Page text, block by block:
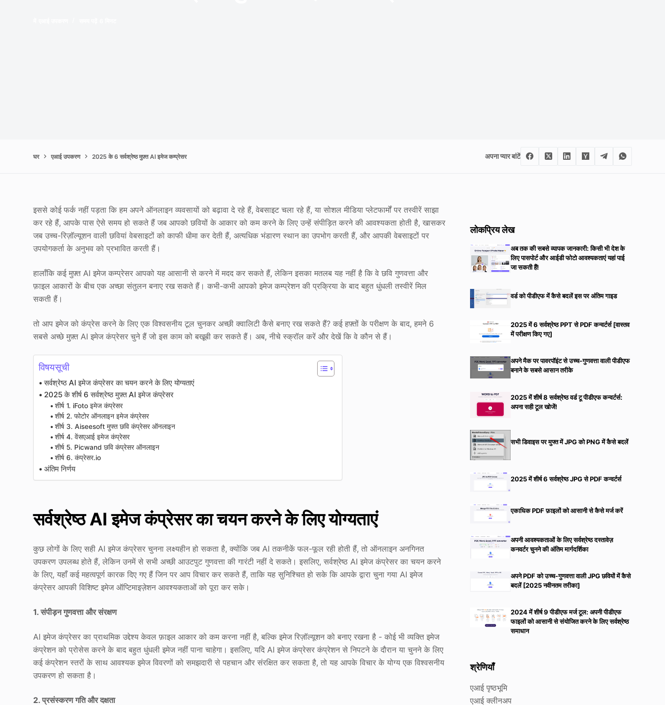
घर एआई उपकरण 2025 के 6 सर्वश्रेष्ठ मुफ़्त AI इमेज कम्प्रेसर अपना प्यार बांटें
इससे कोई फर्क नहीं पड़ता कि हम अपने ऑनलाइन व्यवसायों को बढ़ावा दे रहे हैं, वेबसाइट चला रहे हैं, या सोशल मीडिया प्लेटफार्मों पर तस्वीरें साझा
कर रहे हैं, आपके पास ऐसे समय हो सकते हैं जब आपको छवियों के आकार को कम करने के लिए उन्हें संपीड़ित करने की आवश्यकता होती है, खासकर
जब उच्च-रिज़ॉल्यूशन वाली छवियां वेबसाइटों को काफी धीमा कर देती हैं, अत्यधिक भंडारण स्थान का उपभोग करती हैं, और आपकी वेबसाइटों पर
उपयोगकर्ता के अनुभव को प्रभावित करती हैं।
हालाँकि कई मुफ़्त AI इमेज कम्प्रेसर आपको यह आसानी से करने में मदद कर सकते हैं, लेकिन इसका मतलब यह नहीं है कि वे छवि गुणवत्ता और
फ़ाइल आकारों के बीच एक अच्छा संतुलन बनाए रख सकते हैं। कभी-कभी आपको इमेज कम्प्रेशन की प्रक्रिया के बाद बहुत धुंधली तस्वीरें मिल
सकती हैं।
तो आप इमेज को कंप्रेस करने के लिए एक विश्वसनीय टूल चुनकर अच्छी क्वालिटी कैसे बनाए रख सकते हैं? कई हफ़्तों के परीक्षण के बाद, हमने 6
सबसे अच्छे मुफ़्त AI इमेज कंप्रेसर चुने हैं जो इस काम को बखूबी कर सकते हैं। अब, नीचे स्क्रॉल करें और देखें कि वे कौन से हैं।
विषयसूची
सर्वश्रेष्ठ AI इमेज कंप्रेसर का चयन करने के लिए योग्यताएं
2025 के शीर्ष 6 सर्वश्रेष्ठ मुफ़्त AI इमेज कंप्रेसर
शीर्ष 1. iFoto इमेज कंप्रेसर
शीर्ष 2. फोटोर ऑनलाइन इमेज कंप्रेसर
शीर्ष 3. Aiseesoft मुफ्त छवि कंप्रेसर ऑनलाइन
शीर्ष 4. वेंसएआई इमेज कंप्रेसर
शीर्ष 5. Picwand छवि कंप्रेसर ऑनलाइन
शीर्ष 6. कंप्रेसर.io
अंतिम निर्णय
सर्वश्रेष्ठ AI इमेज कंप्रेसर का चयन करने के लिए योग्यताएं
कुछ लोगों के लिए सही AI इमेज कंप्रेसर चुनना लक्ष्यहीन हो सकता है, क्योंकि जब AI तकनीकें फल-फूल रही होती हैं, तो ऑनलाइन अनगिनत
उपकरण उपलब्ध होते हैं, लेकिन उनमें से सभी अच्छी आउटपुट गुणवत्ता की गारंटी नहीं दे सकते। इसलिए, सर्वश्रेष्ठ AI इमेज कंप्रेसर का चयन करने
के लिए, यहाँ कई महत्वपूर्ण कारक दिए गए हैं जिन पर आप विचार कर सकते हैं, ताकि यह सुनिश्चित हो सके कि आपके द्वारा चुना गया AI इमेज
कंप्रेसर आपकी विशिष्ट इमेज ऑप्टिमाइज़ेशन आवश्यकताओं को पूरा कर सके।
1. संपीड़न गुणवत्ता और संरक्षण
AI इमेज कंप्रेसर का प्राथमिक उद्देश्य केवल फ़ाइल आकार को कम करना नहीं है, बल्कि इमेज रिज़ॉल्यूशन को बनाए रखना है - कोई भी व्यक्ति इमेज
कंप्रेशन को प्रोसेस करने के बाद बहुत धुंधली इमेज नहीं पाना चाहेगा। इसलिए, यदि AI इमेज कंप्रेसर कंप्रेशन से निपटने के दौरान या चुनने के लिए
कई कंप्रेशन स्तरों के साथ आवश्यक इमेज विवरणों को समझदारी से पहचान और संरक्षित कर सकता है, तो यह आपके विचार के योग्य एक विश्वसनीय
उपकरण हो सकता है।
2. प्रसंस्करण गति और दक्षता
लोकप्रिय लेख
अब तक की सबसे व्यापक जानकारी: किसी भी देश के
लिए पासपोर्ट और आईडी फोटो आवश्यकताएं यहां पाई
जा सकती हैं!
वर्ड को पीडीएफ में कैसे बदलें इस पर अंतिम गाइड
2025 में 6 सर्वश्रेष्ठ PPT से PDF कन्वर्टर्स [वास्तव
में परीक्षण किए गए]
अपने मैक पर पावरपॉइंट से उच्च-गुणवत्ता वाली पीडीएफ
बनाने के सबसे आसान तरीके
2025 में शीर्ष 8 सर्वश्रेष्ठ वर्ड टू पीडीएफ कन्वर्टर्स:
अपना सही टूल खोजें!
सभी डिवाइस पर मुफ्त में JPG को PNG में कैसे बदलें
2025 में शीर्ष 6 सर्वश्रेष्ठ JPG से PDF कन्वर्टर्स
एकाधिक PDF फ़ाइलों को आसानी से कैसे मर्ज करें
अपनी आवश्यकताओं के लिए सर्वश्रेष्ठ दस्तावेज़
कनवर्टर चुनने की अंतिम मार्गदर्शिका
अपने PDF को उच्च-गुणवत्ता वाली JPG छवियों में कैसे
बदलें [2025 नवीनतम तरीका]
2024 में शीर्ष 9 पीडीएफ मर्ज टूल: अपनी पीडीएफ
फाइलों को आसानी से संयोजित करने के लिए सर्वश्रेष्ठ
समाधान
श्रेणियाँ
एआई पृष्ठभूमि
एआई क्लीनअप